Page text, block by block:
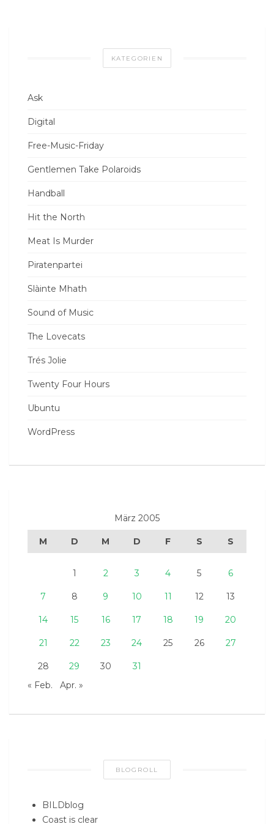
KATEGORIEN
Ask
Digital
Free-Music-Friday
Gentlemen Take Polaroids
Handball
Hit the North
Meat Is Murder
Piratenpartei
Slàinte Mhath
Sound of Music
The Lovecats
Trés Jolie
Twenty Four Hours
Ubuntu
WordPress
März 2005
M D M D F S S
1 2 3 4 5 6
7 8 9 10 11 12 13
14 15 16 17 18 19 20
21 22 23 24 25 26 27
28 29 30
31
« Feb.
Apr. »
BLOGROLL
BILDblog
Coast is clear